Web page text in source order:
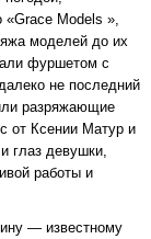
«Grace Models »,
моделей до их
фуршетом с
не последний
разряжающие
от Ксении Матур и
глаз девушки,
работы и
— известному